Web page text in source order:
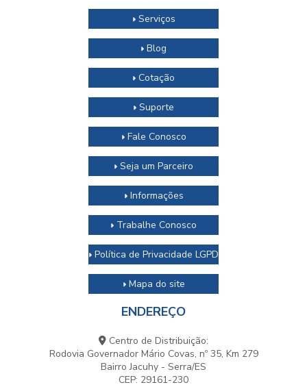
Serviços
Blog
Cotação
Suporte
Fale Conosco
Seja um Parceiro
Informações
Trabalhe Conosco
Política de Privacidade LGPD
Mapa do site
ENDEREÇO
Centro de Distribuição:
Rodovia Governador Mário Covas, nº 35, Km 279
Bairro Jacuhy - Serra/ES
CEP: 29161-230